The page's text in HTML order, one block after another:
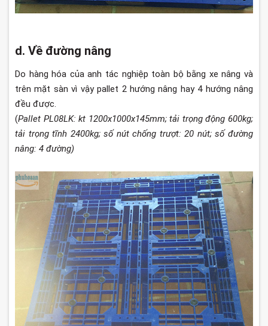
d. Về đường nâng
Do hàng hóa của anh tác nghiệp toàn bộ bằng xe nâng và
trên mặt sàn vì vậy pallet 2 hướng nâng hay 4 hướng nâng
đều được.
(Pallet PL08LK: kt 1200x1000x145mm; tải trọng động 600kg;
tải trọng tĩnh 2400kg; số nút chống trượt: 20 nút; số đường
nâng: 4 đường)